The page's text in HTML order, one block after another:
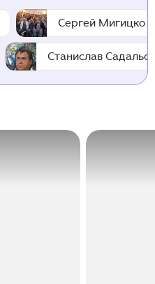
Сергей Мигицко
Станислав